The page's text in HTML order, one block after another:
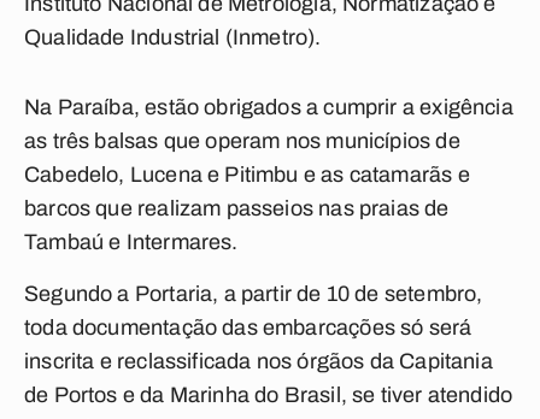
Qualidade Industrial (Inmetro).
Na Paraíba, estão obrigados a cumprir a exigência
as três balsas que operam nos municípios de
Cabedelo, Lucena e Pitimbu e as catamarãs e
barcos que realizam passeios nas praias de
Tambaú e Intermares.
Segundo a Portaria, a partir de 10 de setembro,
toda documentação das embarcações só será
inscrita e reclassificada nos órgãos da Capitania
de Portos e da Marinha do Brasil, se tiver atendido